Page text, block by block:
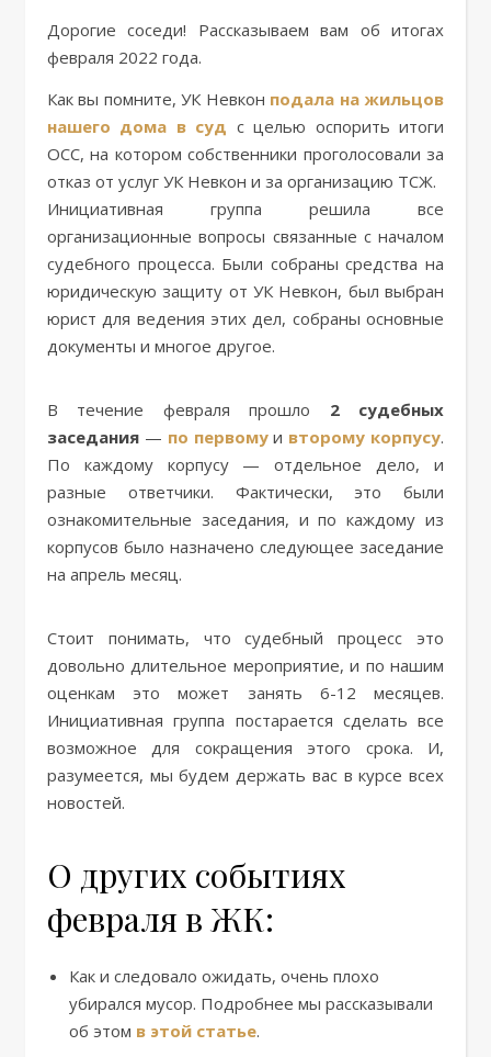
Дорогие соседи! Рассказываем вам об итогах
февраля 2022 года.
Как вы помните, УК Невкон подала на жильцов
нашего дома в суд с целью оспорить итоги
ОСС, на котором собственники проголосовали за
отказ от услуг УК Невкон и за организацию ТСЖ.
Инициативная группа решила все
организационные вопросы связанные с началом
судебного процесса. Были собраны средства на
юридическую защиту от УК Невкон, был выбран
юрист для ведения этих дел, собраны основные
документы и многое другое.
В течение февраля прошло 2 судебных
заседания — по первомуи второму корпусу.
По каждому корпусу — отдельное дело, и
разные ответчики. Фактически, это были
ознакомительные заседания, и по каждому из
корпусов было назначено следующее заседание
на апрель месяц.
Стоит понимать, что судебный процесс это
довольно длительное мероприятие, и по нашим
оценкам это может занять 6-12 месяцев.
Инициативная группа постарается сделать все
возможное для сокращения этого срока. И,
разумеется, мы будем держать вас в курсе всех
новостей.
О других событиях
февраля в ЖК:
Как и следовало ожидать, очень плохо
убирался мусор. Подробнее мы рассказывали
об этом в этой статье.